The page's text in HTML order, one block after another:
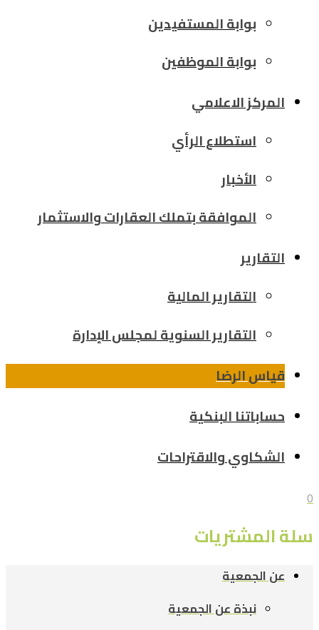
بوابة المستفيدين
بوابة الموظفين
المركز الاعلامي
استطلاع الرأي
الأخبار
الموافقة بتملك العقارات والاستثمار
التقارير
التقارير المالية
التقارير السنوية لمجلس الإدارة
قياس الرضا
حساباتنا البنكية
الشكاوي والاقتراحات
0
سلة المشتريات
عن الجمعية
نبذة عن الجمعية